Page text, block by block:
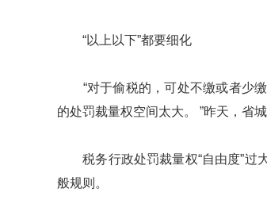
“以上以下”都要细化
“对于偷税的，可处不缴或者少缴
的处罚裁量权空间太大。 ”昨天，省
税务行政处罚裁量权“自由度”过大
般规则。